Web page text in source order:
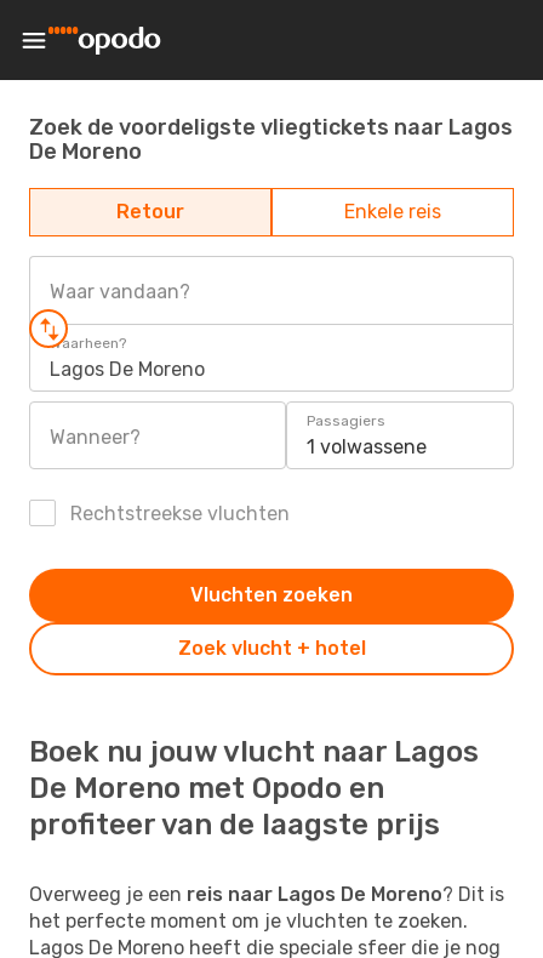
Zoek de voordeligste vliegtickets naar Lagos
De Moreno
Retour Enkele reis
Waar vandaan?
Waarheen?
Lagos De Moreno
Wanneer?
Passagiers
1 volwassene
Rechtstreekse vluchten
Zoek vlucht + hotel
Vluchten zoeken
Boek nu jouw vlucht naar Lagos
De Moreno met Opodo en
profiteer van de laagste prijs
Overweeg je een reis naar Lagos De Moreno? Dit is
het perfecte moment om je vluchten te zoeken.
Lagos De Moreno heeft die speciale sfeer die je nog